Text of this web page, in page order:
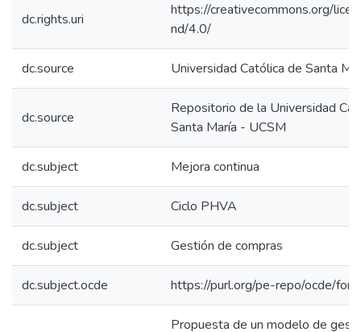
dc.rights.uri
https://creativecommons.org/
nd/4.0/
dc.source Universidad Católica de Santa
dc.source
Repositorio de la Universidad
Santa María - UCSM
dc.subject Mejora continua
dc.subject Ciclo PHVA
dc.subject Gestión de compras
dc.subject.ocde https://purl.org/pe-repo/ocde/
Propuesta de un modelo de